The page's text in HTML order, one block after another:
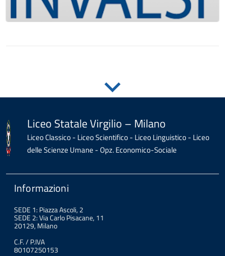
Liceo Statale Virgilio – Milano
Liceo Classico - Liceo Scientifico - Liceo Linguistico - Liceo
delle Scienze Umane - Opz. Economico-Sociale
Informazioni
SEDE 1: Piazza Ascoli, 2
SEDE 2: Via Carlo Pisacane, 11
20129, Milano
C.F. / P.IVA
80107250153